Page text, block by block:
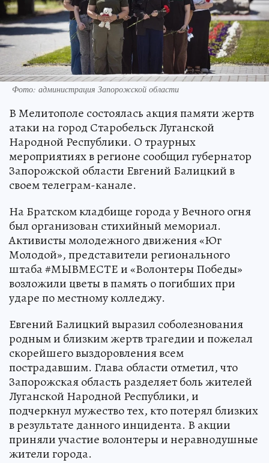
Фото: администрация Запорожской области
В Мелитополе состоялась акция памяти жертв
атаки на город Старобельск Луганской
Народной Республики. О траурных
мероприятиях в регионе сообщил губернатор
Запорожской области Евгений Балицкий в
своем телеграм-канале.
На Братском кладбище города у Вечного огня
был организован стихийный мемориал.
Активисты молодежного движения «Юг
Молодой», представители регионального
штаба #МЫВМЕСТЕ и «Волонтеры Победы»
возложили цветы в память о погибших при
ударе по местному колледжу.
Евгений Балицкий выразил соболезнования
родным и близким жертв трагедии и пожелал
скорейшего выздоровления всем
пострадавшим. Глава области отметил, что
Запорожская область разделяет боль жителей
Луганской Народной Республики, и
подчеркнул мужество тех, кто потерял близких
в результате данного инцидента. В акции
приняли участие волонтеры и неравнодушные
жители города.